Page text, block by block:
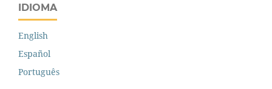
IDIOMA
English
Español
Português